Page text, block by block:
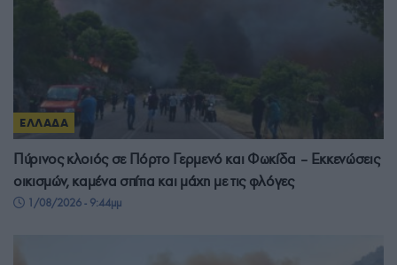
ΕΛΛΑΔΑ
Πύρινος κλοιός σε Πόρτο Γερμενό και Φωκίδα – Εκκενώσεις
οικισμών, καμένα σπίτια και μάχη με τις φλόγες
1/08/2026 - 9:44μμ